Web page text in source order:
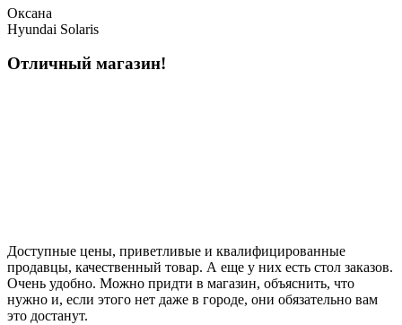
Оксана
Hyundai Solaris
Отличный магазин!
Доступные цены, приветливые и квалифицированные
продавцы, качественный товар. А еще у них есть стол заказов.
Очень удобно. Можно придти в магазин, объяснить, что
нужно и, если этого нет даже в городе, они обязательно вам
это достанут.